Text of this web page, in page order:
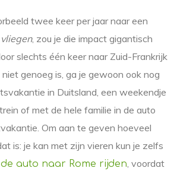
twee keer per jaar naar een
vliegen, zou je die impact gigantisch
slechts één keer naar Zuid-Frankrijk
genoeg is, ga je gewoon ook nog
in Duitsland, een weekendje
of met de hele familie in de auto
Om aan te geven hoeveel
is: je kan met zijn vieren kun je zelfs
auto naar Rome rijden , voordat